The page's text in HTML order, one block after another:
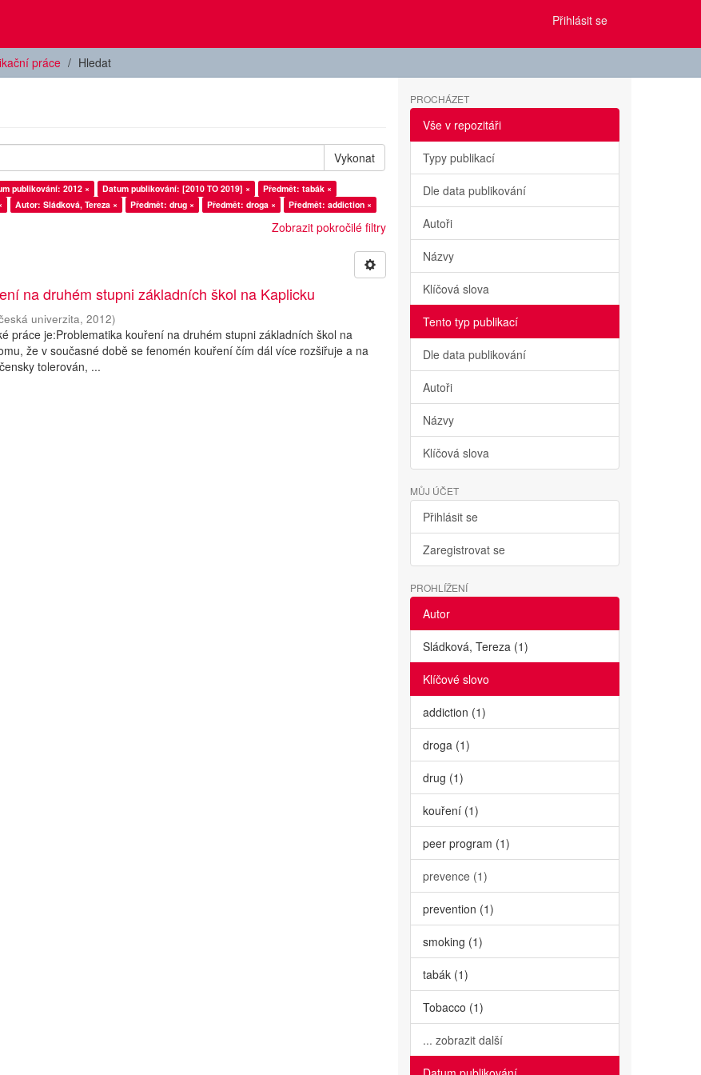
Přihlásit se
práce Hledat
Vykonat
publikování: 2012 × Datum publikování: [2010 TO 2019] ×
Předmět: tabák ×
Autor: Sládková, Tereza × Předmět: drug × Předmět: droga × Předmět: addiction ×
Zobrazit pokročilé filtry
na druhém stupni základních škol na Kaplicku
univerzita,2012)
práce je:Problematika kouření na druhém stupni základních škol na
že v současné době se fenomén kouření čím dál více rozšiřuje a na
tolerován, ...
PROCHÁZET
Vše v repozitáři
Typy publikací
Dle data publikování
Autoři
Názvy
Klíčová slova
Tento typ publikací
Dle data publikování
Autoři
Názvy
Klíčová slova
MŮJ ÚČET
Přihlásit se
Zaregistrovat se
PROHLÍŽENÍ
Autor
Sládková, Tereza (1)
Klíčové slovo
addiction (1)
droga (1)
drug (1)
kouření (1)
peer program (1)
prevence (1)
prevention (1)
smoking (1)
tabák (1)
Tobacco (1)
... zobrazit další